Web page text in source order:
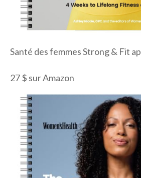
Santé des femmes Strong & Fit
27 $ sur Amazon